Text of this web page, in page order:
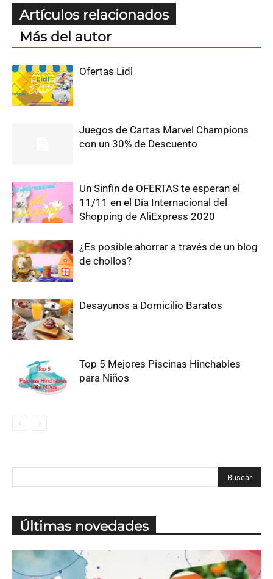
Artículos relacionados
Más del autor
Ofertas Lidl
Juegos de Cartas Marvel Champions
con un 30% de Descuento
Un Sinfín de OFERTAS te esperan el
11/11 en el Día Internacional del
Shopping de AliExpress 2020
¿Es posible ahorrar a través de un blog
de chollos?
Desayunos a Domicilio Baratos
Top 5 Mejores Piscinas Hinchables
para Niños
Últimas novedades